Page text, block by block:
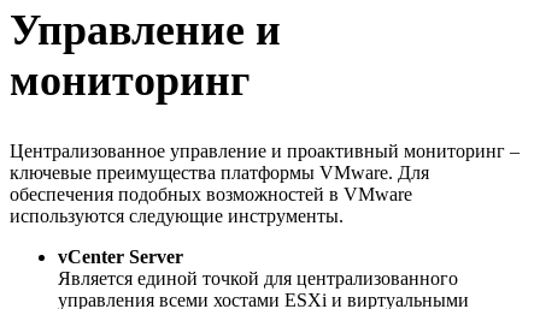
Управление и
мониторинг
Централизованное управление и проактивный мониторинг –
ключевые преимущества платформы VMware. Для
обеспечения подобных возможностей в VMware
используются следующие инструменты.
vCenter Server
Является единой точкой для централизованного
управления всеми хостами ESXi и виртуальными